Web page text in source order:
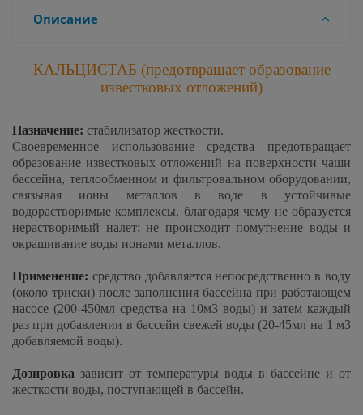
Описание
КАЛЬЦИСТАБ (предотвращает образование
известковых отложений)
Назначение: стабилизатор жесткости.
Своевременное использование средства предотвращает
образование известковых отложений на поверхности чаши
бассейна, теплообменном и фильтровальном оборудовании,
связывая ионы металлов в воде в устойчивые
водорастворимые комплексы, благодаря чему не образуется
нерастворимый налет; не происходит помутнение воды и
окрашивание воды ионами металлов.
Применение: средство добавляется непосредственно в воду
(около триски) после заполнения бассейна при работающем
насосе (200-450мл средства на 10м3 воды) и затем каждый
раз при добавлении в бассейн свежей воды (20-45мл на 1 м3
добавляемой воды).
Дозировка зависит от температуры воды в бассейне и от
жесткости воды, поступающей в бассейн.